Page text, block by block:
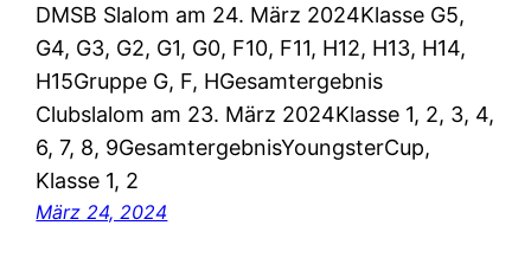
DMSB Slalom am 24. März 2024Klasse G5,
G4, G3, G2, G1, G0, F10, F11, H12, H13, H14,
H15Gruppe G, F, HGesamtergebnis
Clubslalom am 23. März 2024Klasse 1, 2, 3, 4,
6, 7, 8, 9GesamtergebnisYoungsterCup,
Klasse 1, 2
März 24, 2024